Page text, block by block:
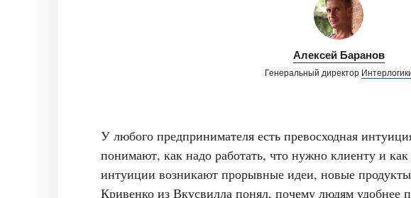
Алексей Баранов
Генеральный директор
У любого предпринимателя есть превосходная
понимают, как надо работать, что нужно клиенту и как
интуиции возникают прорывные идеи, новые
Кривенко из Вкусвилла понял, почему людям удобнее